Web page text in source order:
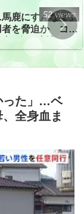
馬鹿にすんなよ」
者を脅迫か コン
52 views
った」…ベ
全身血ま